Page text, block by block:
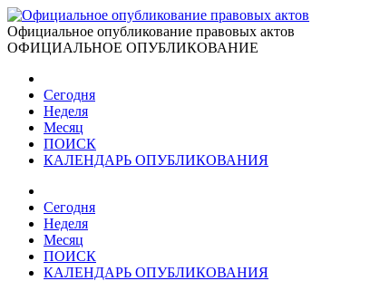
Официальное опубликование правовых актов
ОФИЦИАЛЬНОЕ ОПУБЛИКОВАНИЕ
Сегодня
Неделя
Месяц
ПОИСК
КАЛЕНДАРЬ ОПУБЛИКОВАНИЯ
Сегодня
Неделя
Месяц
ПОИСК
КАЛЕНДАРЬ ОПУБЛИКОВАНИЯ